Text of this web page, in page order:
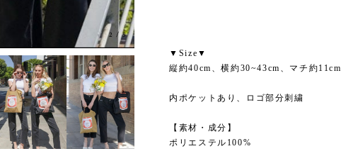
3 /5
▼Size▼
縦約40cm、横約30~43cm、マチ約11cm
内ポケットあり、ロゴ部分刺繍
【素材・成分】
ポリエステル100%